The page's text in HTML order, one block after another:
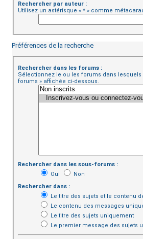
Rechercher par auteur :
Utilisez un astérisque « * » comme
Préférences de la recherche
Rechercher dans les forums :
Sélectionnez le ou les forums dans
forums » affichée ci-dessous.
Rechercher dans les sous-forums :
Oui
Non
Rechercher dans :
Le titre des sujets et le contenu
Le contenu des messages
Le titre des sujets uniquement
Le premier message des sujets